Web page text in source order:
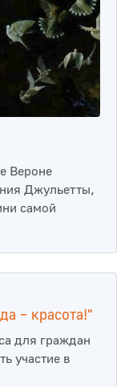
Вероне
Джульетты,
самой
– красота!"
для граждан
участие в